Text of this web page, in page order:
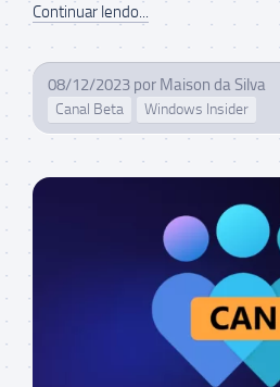
Continuar lendo...
08/12/2023 por Maison da Silva
Canal Beta Windows Insider